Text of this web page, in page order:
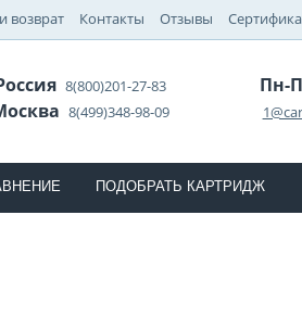
возврат Контакты Отзывы
8(800)201-27-83
8(499)348-98-09
Пн-
ПОДОБРАТЬ КАРТРИДЖ